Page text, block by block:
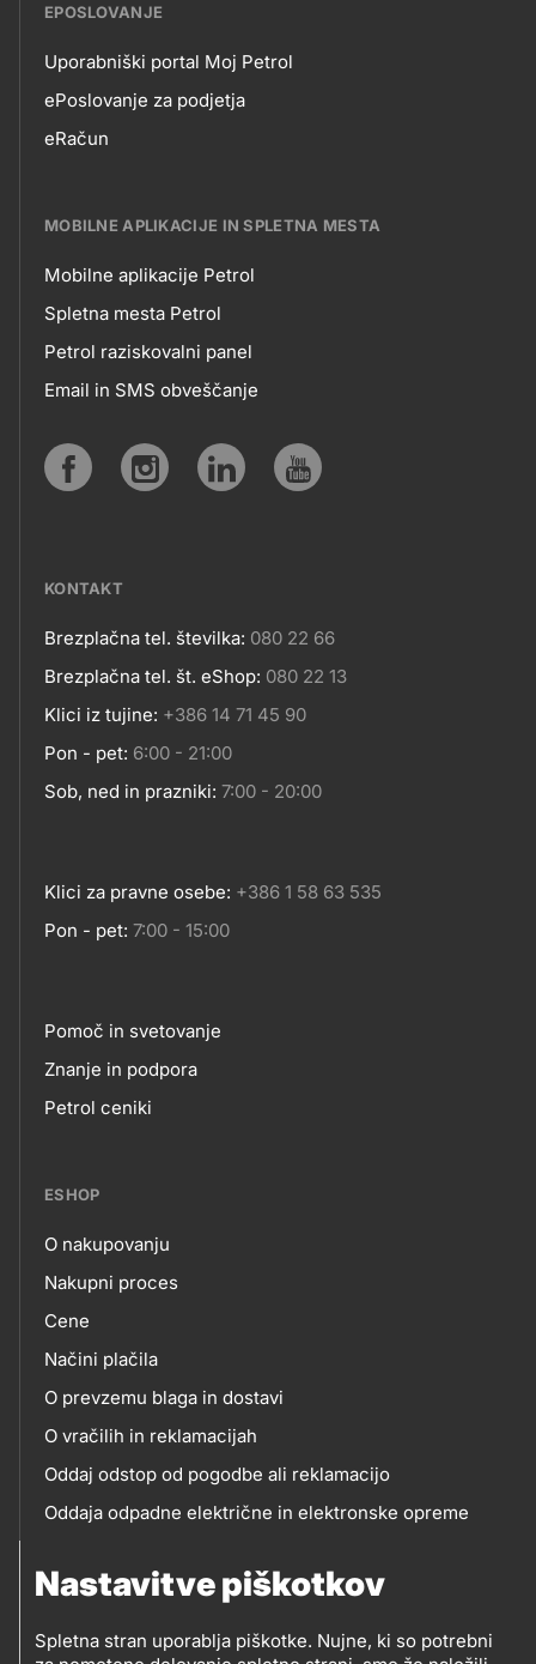
Nastavitve piškotkov
Spletna stran uporablja piškotke. Nujne, ki so potrebni
EPOSLOVANJE
EPOSLOVANJE
Uporabniški portal Moj Petrol
ePoslovanje za podjetja
eRačun
MOBILNE APLIKACIJE IN SPLETNA MESTA
MOBILNE
APLIKACIJE
SPLETNA
Mobilne aplikacije Petrol
Spletna mesta Petrol
Petrol raziskovalni panel
Email in SMS obveščanje
KONTAKT
Kontakt
Brezplačna tel. številka: 080 22 66
Brezplačna tel. št. eShop: 080 22 13
Klici iz tujine: +386 14 71 45 90
Pon - pet: 6:00 - 21:00
Sob, ned in prazniki: 7:00 - 20:00
Klici za pravne osebe: +386 1 58 63 535
Pon - pet: 7:00 - 15:00
Footer
links
Pomoč in svetovanje
Znanje in podpora
Petrol ceniki
ESHOP
eshop
O nakupovanju
Nakupni proces
Cene
Načini plačila
O prevzemu blaga in dostavi
O vračilih in reklamacijah
Oddaj odstop od pogodbe ali reklamacijo
Oddaja odpadne električne in elektronske opreme